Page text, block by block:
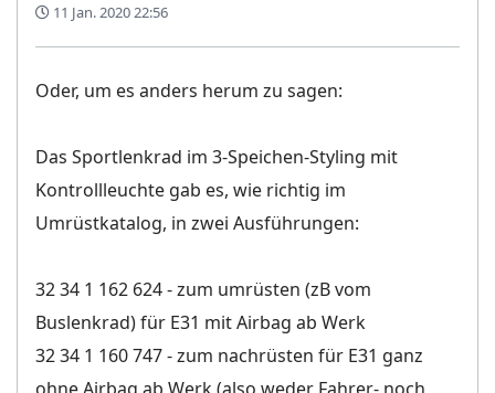
11 Jan. 2020 22:56
Oder, um es anders herum zu sagen:
Das Sportlenkrad im 3-Speichen-Styling mit
Kontrollleuchte gab es, wie richtig im
Umrüstkatalog, in zwei Ausführungen:
32 34 1 162 624 - zum umrüsten (zB vom
Buslenkrad) für E31 mit Airbag ab Werk
32 34 1 160 747 - zum nachrüsten für E31 ganz